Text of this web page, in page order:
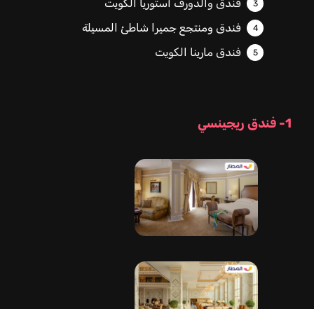
فندق والدورف أستوريا الكويت
فندق ومنتجع جميرا شاطئ المسيلة
فندق مارينا الكويت
1- فندق ريجينسي